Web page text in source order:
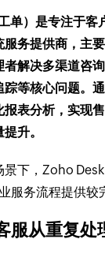
单）是专注于客
务提供商，主
解决多渠道咨
等核心问题。
表分析，实现
升。
下，Zoho
服务流程提供较
服从重复处